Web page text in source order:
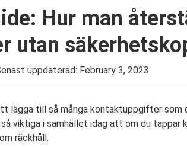
Hur man
utan
uppdaterad: February 3, 2023
lägga till så många kontaktuppgifter
viktiga i samhället idag att om du tappar
räckhåll.